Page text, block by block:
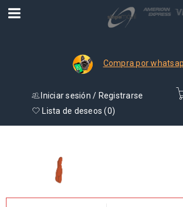
Compra por
Iniciar sesión / Registrarse
Lista de deseos (0)